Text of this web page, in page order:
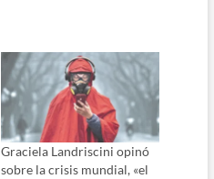
Graciela Landriscini opinó
sobre la crisis mundial, «el